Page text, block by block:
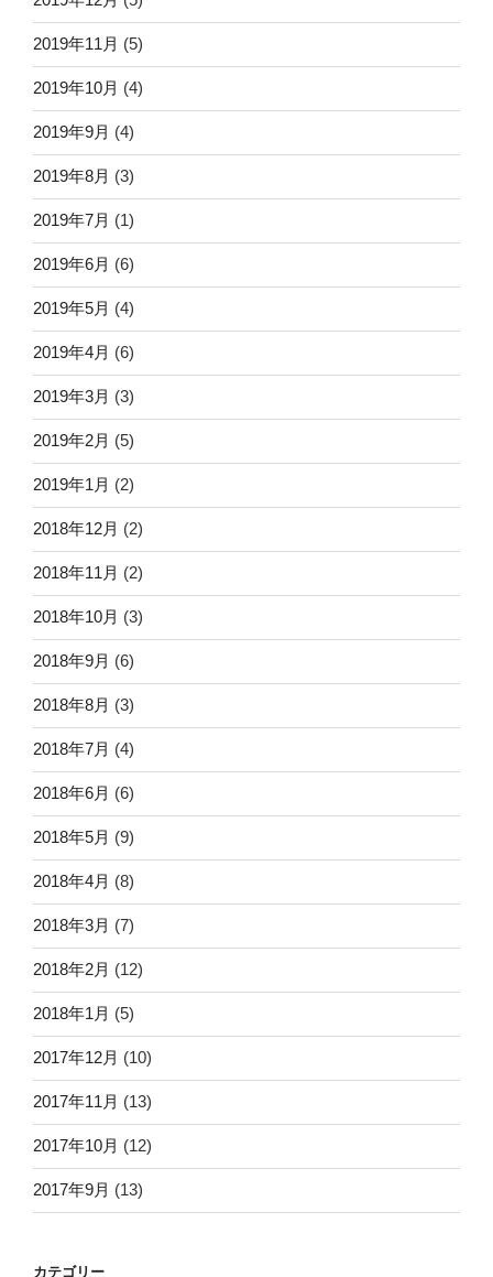
2019年11月 (5)
2019年10月 (4)
2019年9月 (4)
2019年8月 (3)
2019年7月 (1)
2019年6月 (6)
2019年5月 (4)
2019年4月 (6)
2019年3月 (3)
2019年2月 (5)
2019年1月 (2)
2018年12月 (2)
2018年11月 (2)
2018年10月 (3)
2018年9月 (6)
2018年8月 (3)
2018年7月 (4)
2018年6月 (6)
2018年5月 (9)
2018年4月 (8)
2018年3月 (7)
2018年2月 (12)
2018年1月 (5)
2017年12月 (10)
2017年11月 (13)
2017年10月 (12)
2017年9月 (13)
カテゴリー